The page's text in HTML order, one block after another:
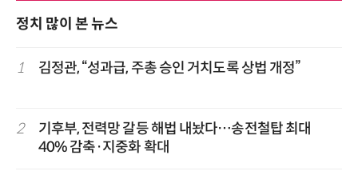
정치 많이 본 뉴스
1 김정관, “성과급, 주총 승인 거치도록 상법 개정”
2
기후부, 전력망 갈등 해법 내놨다…송전철탑 최대
40% 감축·지중화 확대